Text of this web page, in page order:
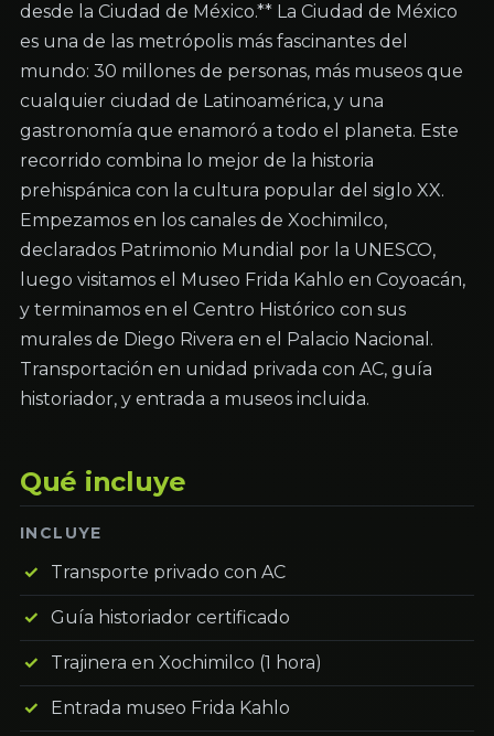
desde la Ciudad de México.** La Ciudad de México
es una de las metrópolis más fascinantes del
mundo: 30 millones de personas, más museos que
cualquier ciudad de Latinoamérica, y una
gastronomía que enamoró a todo el planeta. Este
recorrido combina lo mejor de la historia
prehispánica con la cultura popular del siglo XX.
Empezamos en los canales de Xochimilco,
declarados Patrimonio Mundial por la UNESCO,
luego visitamos el Museo Frida Kahlo en Coyoacán,
y terminamos en el Centro Histórico con sus
murales de Diego Rivera en el Palacio Nacional.
Transportación en unidad privada con AC, guía
historiador, y entrada a museos incluida.
Qué incluye
INCLUYE
Transporte privado con AC
Guía historiador certificado
Trajinera en Xochimilco (1 hora)
Entrada museo Frida Kahlo